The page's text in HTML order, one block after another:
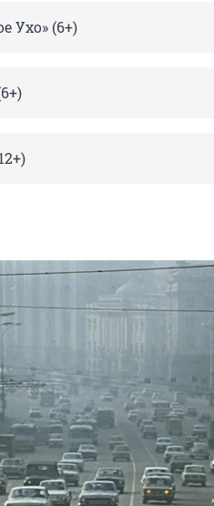
Ухо» (6+)